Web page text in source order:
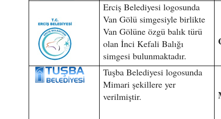
Erciş Belediyesi logosunda
Van Gölü simgesiyle birlikte
Van Gölüne özgü balık türü
olan İnci Kefali Balığı
simgesi bulunmaktadır.
Tuşba Belediyesi logosunda
Mimari şekillere yer
verilmiştir.